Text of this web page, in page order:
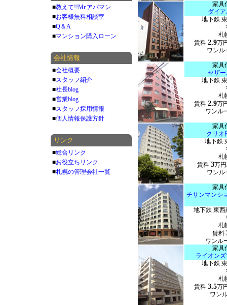
家具
ダイ
地下鉄
札
賃料 2.9万
ワンル
家具
セザ
地下鉄
札
賃料 2.9万
ワンル
家具
クリオ
地下鉄
札
賃料 3万
ワンル
家具
チサンマンシ
地下鉄 東西
札
賃料
ワンル
家具
ライオン
地下鉄
札
賃料 3.5万
ワン
■教えて!!Mr.アパマン
■お客様無料相談室
■Q＆A
■マンション購入ローン
会社情報
■会社概要
■スタッフ紹介
■社長blog
■営業blog
■スタッフ採用情報
■個人情報保護方針
リンク
■総合リンク
■お役立ちリンク
■札幌の管理会社一覧